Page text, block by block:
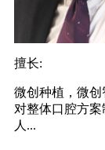
擅长:
微创种植，微创
对整体口腔方
人...